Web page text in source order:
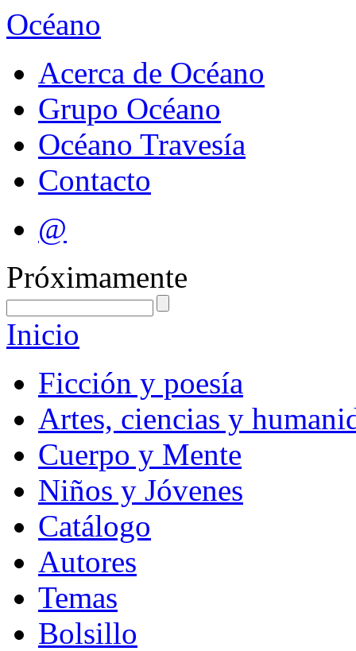
Océano
Acerca de Océano
Grupo Océano
Océano Travesía
Contacto
@
Próximamente
Inicio
Ficción y poesía
Artes, ciencias y
Cuerpo y Mente
Niños y Jóvenes
Catálogo
Autores
Temas
Bolsillo